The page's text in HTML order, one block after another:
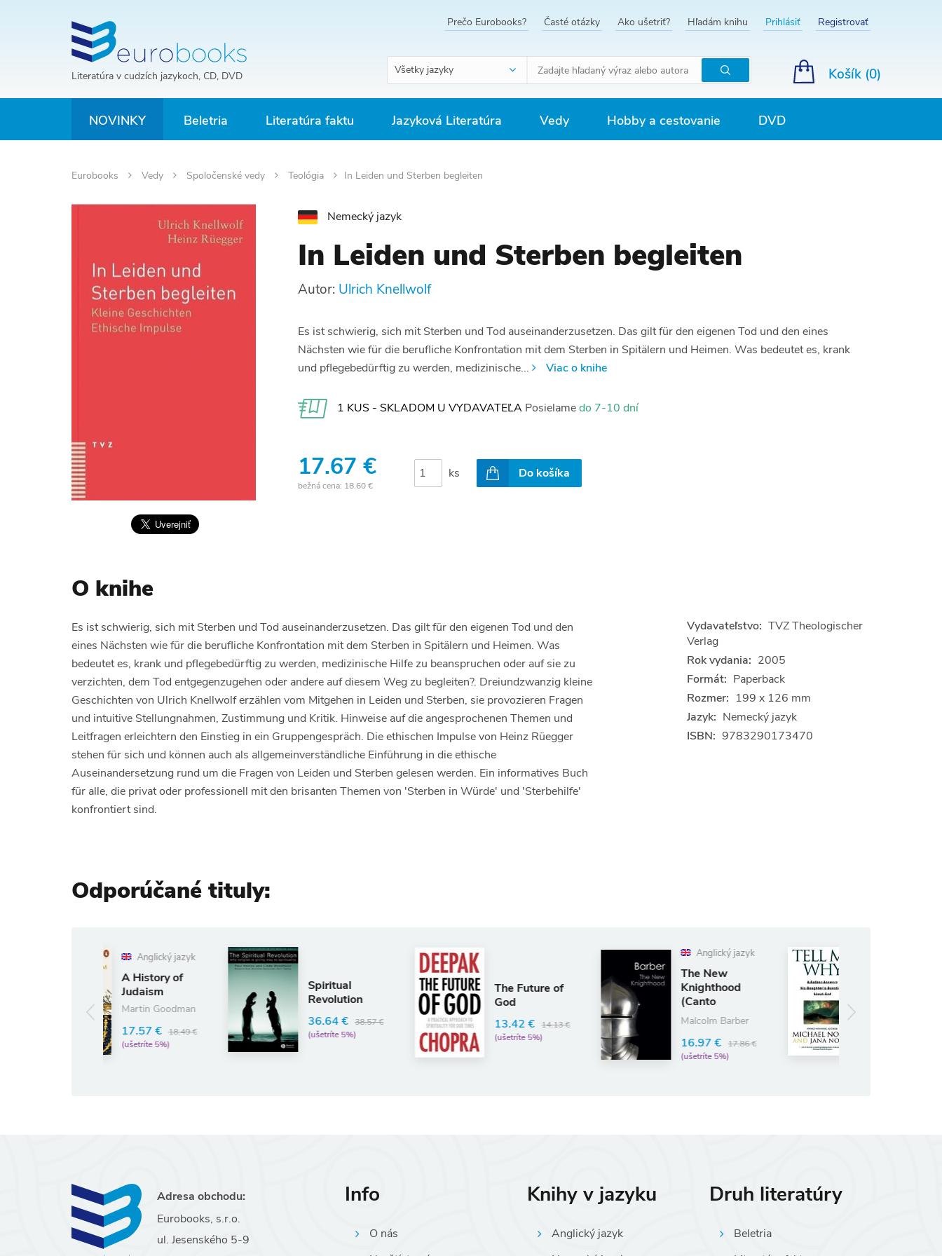
Literatúra v cudzích jazykoch, CD, DVD
Prečo Eurobooks? Časté otázky Ako ušetriť? Hľadám knihu Prihlásiť Registrovať
Všetky jazyky
Hľadať
Košík (0)
NOVINKY Beletria Literatúra faktu Jazyková Literatúra Vedy Hobby a cestovanie DVD
Eurobooks Vedy Spoločenské vedy Teológia In Leiden und Sterben begleiten
Nemecký jazyk
In Leiden und Sterben begleiten
Autor: Ulrich Knellwolf
Es ist schwierig, sich mit Sterben und Tod auseinanderzusetzen. Das gilt für den eigenen Tod und den eines
Nächsten wie für die berufliche Konfrontation mit dem Sterben in Spitälern und Heimen. Was bedeutet es, krank
und pflegebedürftig zu werden, medizinische...
Viac o knihe
1 KUS - SKLADOM U VYDAVATEĽA Posielamedo 7-10 dní
17.67 €
bežná cena: 18.60 €
ks Do košíka
O knihe
Es ist schwierig, sich mit Sterben und Tod auseinanderzusetzen. Das gilt für den eigenen Tod und den
eines Nächsten wie für die berufliche Konfrontation mit dem Sterben in Spitälern und Heimen. Was
bedeutet es, krank und pflegebedürftig zu werden, medizinische Hilfe zu beanspruchen oder auf sie zu
verzichten, dem Tod entgegenzugehen oder andere auf diesem Weg zu begleiten?. Dreiundzwanzig kleine
Geschichten von Ulrich Knellwolf erzählen vom Mitgehen in Leiden und Sterben, sie provozieren Fragen
und intuitive Stellungnahmen, Zustimmung und Kritik. Hinweise auf die angesprochenen Themen und
Leitfragen erleichtern den Einstieg in ein Gruppengespräch. Die ethischen Impulse von Heinz Rüegger
stehen für sich und können auch als allgemeinverständliche Einführung in die ethische
Auseinandersetzung rund um die Fragen von Leiden und Sterben gelesen werden. Ein informatives Buch
für alle, die privat oder professionell mit den brisanten Themen von 'Sterben in Würde' und 'Sterbehilfe'
konfrontiert sind.
Vydavateľstvo: TVZ Theologischer
Verlag
Rok vydania: 2005
Formát: Paperback
Rozmer: 199 x 126 mm
Jazyk: Nemecký jazyk
ISBN: 9783290173470
Odporúčané tituly:
Martin Goodman
18.49 €
Spiritual
Revolution
36.64 €
38.57 €
(ušetríte 5%)
The Future of
God
13.42 € 14.13 €
(ušetríte 5%)
Anglický jazyk
The New
Knighthood
(Canto
Classics)
Malcolm Barber
16.97 € 17.86 €
(ušetríte 5%)
Anglický jazyk
Tell Me Why
Michael Novak
21.80 € 22.95 €
(ušetríte 5%)
Adresa obchodu:
Eurobooks, s.r.o.
ul. Jesenského 5-9
Info
O nás
Knihy v jazyku
Anglický jazyk
Druh literatúry
Beletria